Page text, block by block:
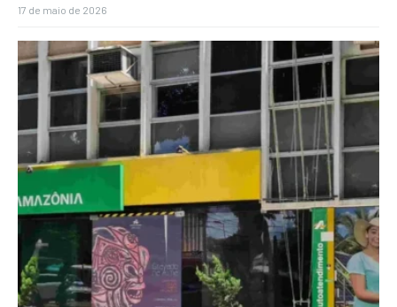
17 de maio de 2026